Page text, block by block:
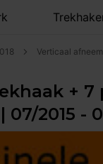
Verticaal
+ 7
2015 -